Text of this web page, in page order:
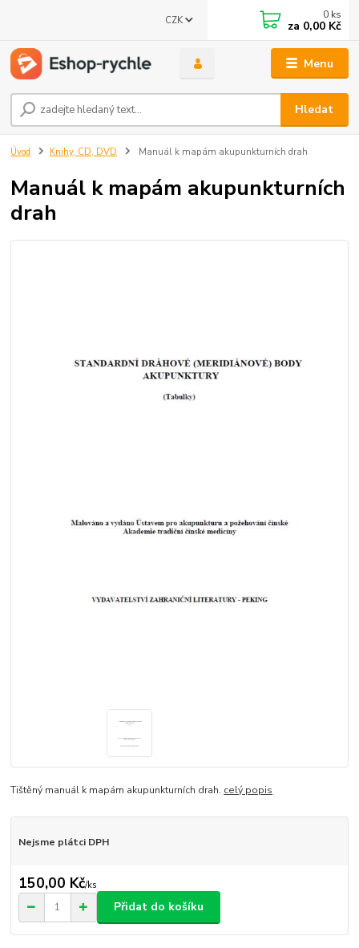
Menu
CZK
Hledat
0 ks
za 0,00 Kč
Úvod Knihy, CD, DVD Manuál k mapám akupunkturních drah
Manuál k mapám akupunkturních
drah
Tištěný manuál k mapám akupunkturních drah. celý popis
Nejsme plátci DPH
150,00 Kč/ks
Přidat do košíku